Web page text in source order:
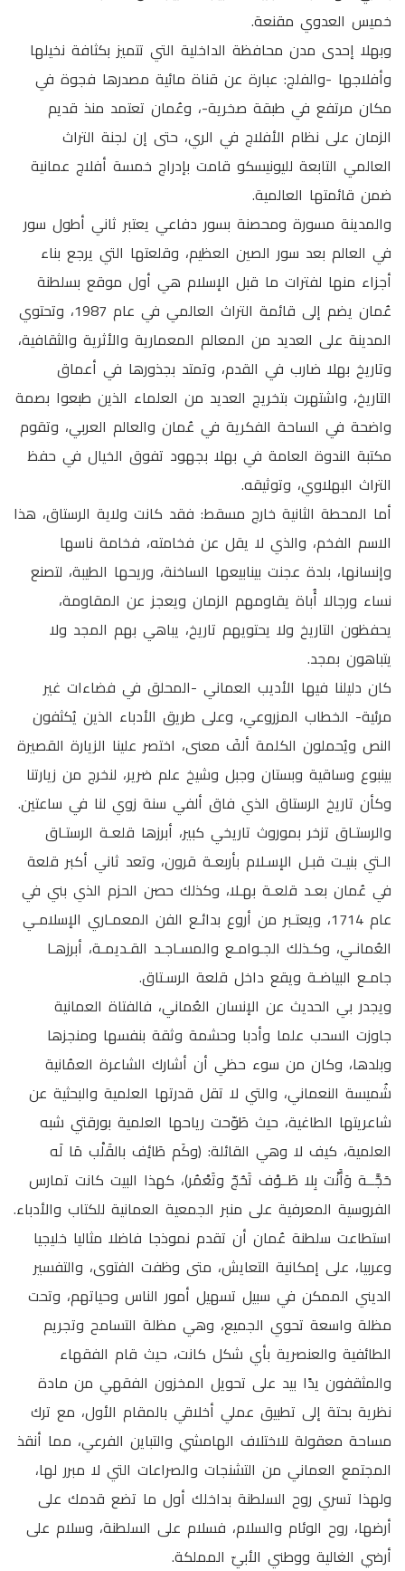
خميس العدوي مقنعة.
وبهلا إحدى مدن محافظة الداخلية التي تتميز بكثافة نخيلها
وأفلاجها -والفلج: عبارة عن قناة مائية مصدرها فجوة في
مكان مرتفع في طبقة صخرية-، وعُمان تعتمد منذ قديم
الزمان على نظام الأفلاج في الري، حتى إن لجنة التراث
العالمي التابعة لليونيسكو قامت بإدراج خمسة أفلاج عمانية
ضمن قائمتها العالمية.
والمدينة مسورة ومحصنة بسور دفاعي يعتبر ثاني أطول سور
في العالم بعد سور الصين العظيم، وقلعتها التي يرجع بناء
أجزاء منها لفترات ما قبل الإسلام هي أول موقع بسلطنة
عُمان يضم إلى قائمة التراث العالمي في عام 1987، وتحتوي
المدينة على العديد من المعالم المعمارية والأثرية والثقافية،
وتاريخ بهلا ضارب في القدم، وتمتد بجذورها في أعماق
التاريخ، واشتهرت بتخريج العديد من العلماء الذين طبعوا بصمة
واضحة في الساحة الفكرية في عُمان والعالم العربي، وتقوم
مكتبة الندوة العامة في بهلا بجهود تفوق الخيال في حفظ
التراث البهلاوي، وتوثيقه.
أما المحطة الثانية خارج مسقط: فقد كانت ولاية الرستاق، هذا
الاسم الفخم، والذي لا يقل عن فخامته، فخامة ناسها
وإنسانها، بلدة عجنت بينابيعها الساخنة، وريحها الطيبة، لتصنع
نساء ورجالا أُباة يقاومهم الزمان ويعجز عن المقاومة،
يحفظون التاريخ ولا يحتويهم تاريخ، يباهي بهم المجد ولا
يتباهون بمجد.
كان دليلنا فيها الأديب العماني -المحلق في فضاءات غير
مرئية- الخطاب المزروعي، وعلى طريق الأدباء الذين يُكثفون
النص ويُحملون الكلمة ألفَ معنى، اختصر علينا الزيارة القصيرة
بينبوع وساقية وبستان وجبل وشيخ علم ضرير، لنخرج من زيارتنا
وكأن تاريخ الرستاق الذي فاق ألفي سنة زوي لنا في ساعتين.
والرستـاق تزخر بموروث تاريخي كبير، أبرزها قلعـة الرستـاق
الـتي بنيـت قبـل الإسـلام بأربعـة قرون، وتعد ثاني أكبر قلعة
في عُمان بعـد قلعـة بهـلا، وكذلك حصن الحزم الذي بني في
عام 1714، ويعتـبر من أروع بدائـع الفن المعمـاري الإسلامـي
العُمانـي، وكـذلك الجـوامـع والمسـاجـد القـديمـة، أبرزهـا
جامـع البياضـة ويقع داخل قلعة الرسـتاق.
ويجدر بي الحديث عن الإنسان العُماني، فالفتاة العمانية
جاوزت السحب علما وأدبا وحشمة وثقة بنفسها ومنجزها
وبلدها، وكان من سوء حظي أن أشارك الشاعرة العمُانية
شُميسة النعماني، والتي لا تقل قدرتها العلمية والبحثية عن
شاعريتها الطاغية، حيث طَوّحت رياحها العلمية بورقتي شبه
العلمية، كيف لا وهي القائلة: (وكَم طَائِف بالقَلْب مَا لَه
حَجَّــة وَأَنْت بِلا طَــوْف تَحُجّ وتَعْمُر)، كهذا البيت كانت تمارس
الفروسية المعرفية على منبر الجمعية العمانية للكتاب والأدباء.
استطاعت سلطنة عُمان أن تقدم نموذجا فاضلا مثاليا خليجيا
وعربيا، على إمكانية التعايش، متى وظفت الفتوى، والتفسير
الديني الممكن في سبيل تسهيل أمور الناس وحياتهم، وتحت
مظلة واسعة تحوي الجميع، وهي مظلة التسامح وتجريم
الطائفية والعنصرية بأي شكل كانت، حيث قام الفقهاء
والمثقفون يدًا بيد على تحويل المخزون الفقهي من مادة
نظرية بحتة إلى تطبيق عملي أخلاقي بالمقام الأول، مع ترك
مساحة معقولة للاختلاف الهامشي والتباين الفرعي، مما أنقذ
المجتمع العماني من التشنجات والصراعات التي لا مبرر لها،
ولهذا تسري روح السلطنة بداخلك أول ما تضع قدمك على
أرضها، روح الوئام والسلام، فسلام على السلطنة، وسلام على
أرضي الغالية ووطني الأبيّ المملكة.